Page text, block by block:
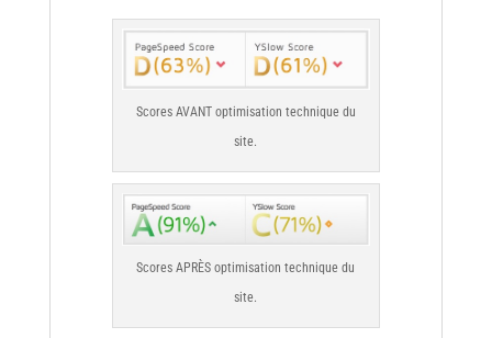
Scores AVANT optimisation technique du
site.
Scores APRÈS optimisation technique du
site.